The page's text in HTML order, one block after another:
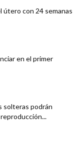
útero con 24 semanas
en el primer
solteras podrán